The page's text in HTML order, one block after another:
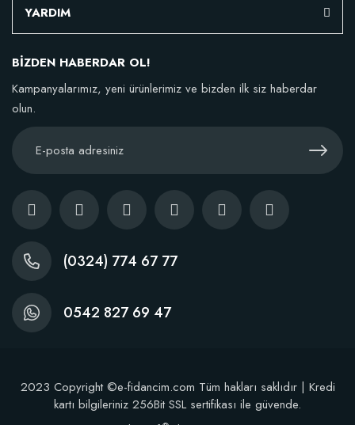
Dikim Sonrası Fidan Gelişim Gübresi (10 fidan İçin )
YARDIM
BİZDEN HABERDAR OL!
Kampanyalarımız, yeni ürünlerimiz ve bizden ilk siz haberdar
olun.
(0324) 774 67 77
0542 827 69 47
2023 Copyright ©e-fidancim.com Tüm hakları saklıdır | Kredi
kartı bilgileriniz 256Bit SSL sertifikası ile güvende.